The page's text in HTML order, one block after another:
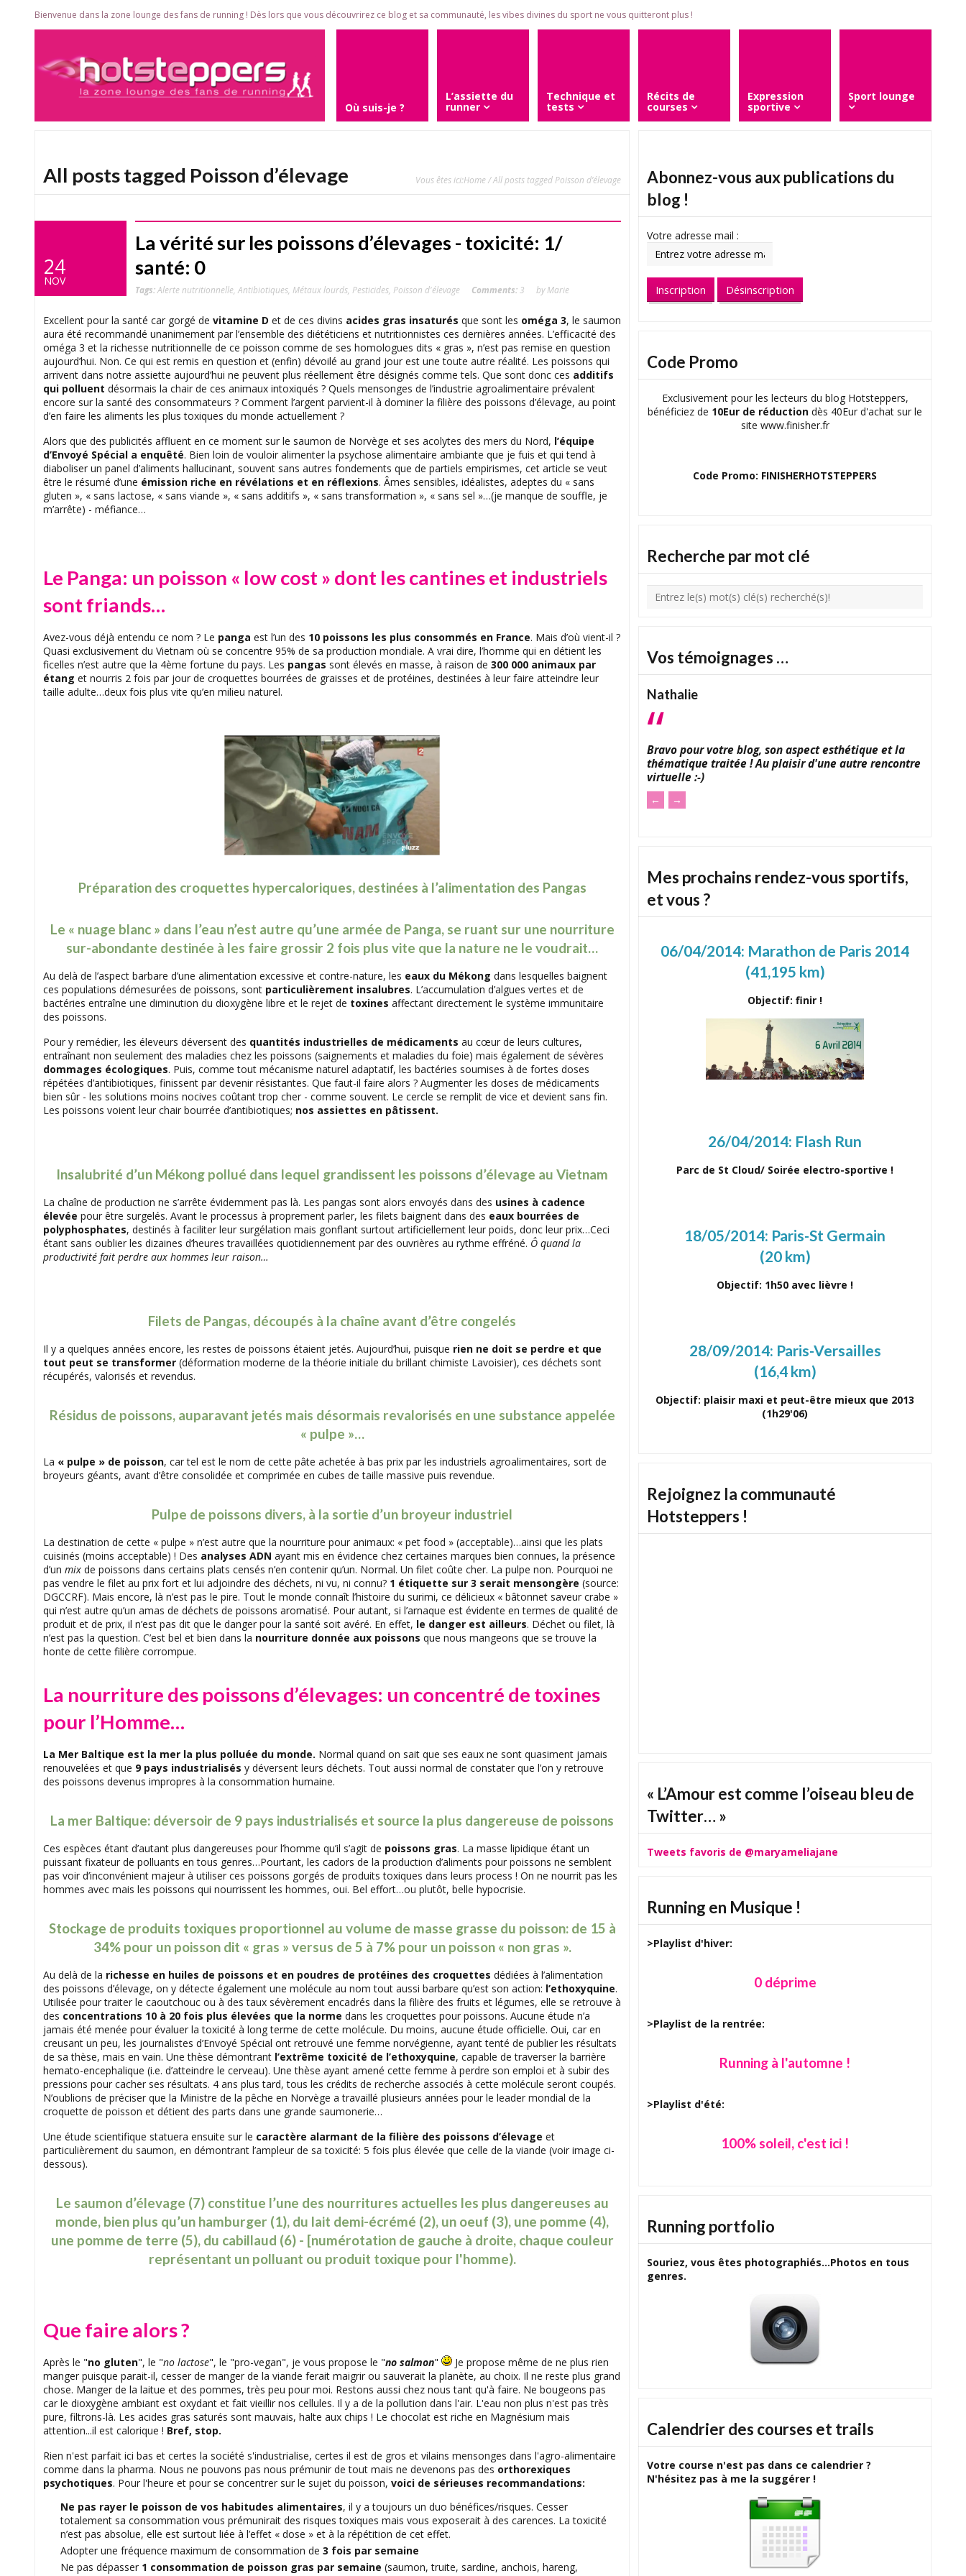
Bienvenue dans la zone lounge des fans de running ! Dès lors que vous découvrirez ce blog et sa communauté, les vibes divines du sport ne vous quitteront plus !
Où suis-je ?
L’assiette du
runner
Technique et
tests
Récits de
courses
Expression
sportive
Sport lounge
All posts tagged Poisson d’élevage Vous êtes ici:Home/ All posts tagged Poisson d’élevage
24
NOV
La vérité sur les poissons d’élevages - toxicité: 1/
santé: 0
Tags:Alerte nutritionnelle Antibiotiques Métaux lourds Pesticides Poisson d'élevage Comments: 3 by Marie
Excellent pour la santé car gorgé de vitamine D et de ces divins acides gras insaturés que sont les oméga 3, le saumon
aura été recommandé unanimement par l’ensemble des diététiciens et nutritionnistes ces dernières années. L’efficacité des
oméga 3 et la richesse nutritionnelle de ce poisson comme de ses homologues dits « gras », n’est pas remise en question
aujourd’hui. Non. Ce qui est remis en question et (enfin) dévoilé au grand jour est une toute autre réalité. Les poissons qui
arrivent dans notre assiette aujourd’hui ne peuvent plus réellement être désignés comme tels. Que sont donc ces additifs
qui polluent désormais la chair de ces animaux intoxiqués ? Quels mensonges de l’industrie agroalimentaire prévalent
encore sur la santé des consommateurs ? Comment l’argent parvient-il à dominer la filière des poissons d’élevage, au point
d’en faire les aliments les plus toxiques du monde actuellement ?
Alors que des publicités affluent en ce moment sur le saumon de Norvège et ses acolytes des mers du Nord, l’équipe
d’Envoyé Spécial a enquêté. Bien loin de vouloir alimenter la psychose alimentaire ambiante que je fuis et qui tend à
diaboliser un panel d’aliments hallucinant, souvent sans autres fondements que de partiels empirismes, cet article se veut
être le résumé d’une émission riche en révélations et en réflexions. Âmes sensibles, idéalistes, adeptes du « sans
gluten », « sans lactose, « sans viande », « sans additifs », « sans transformation », « sans sel »…(je manque de souffle, je
m’arrête) - méfiance…
Le Panga: un poisson « low cost » dont les cantines et industriels
sont friands…
Avez-vous déjà entendu ce nom ? Le panga est l’un des 10 poissons les plus consommés en France. Mais d’où vient-il ?
Quasi exclusivement du Vietnam où se concentre 95% de sa production mondiale. A vrai dire, l’homme qui en détient les
ficelles n’est autre que la 4ème fortune du pays. Les pangas sont élevés en masse, à raison de 300 000 animaux par
étang et nourris 2 fois par jour de croquettes bourrées de graisses et de protéines, destinées à leur faire atteindre leur
taille adulte…deux fois plus vite qu’en milieu naturel.
Préparation des croquettes hypercaloriques, destinées à l’alimentation des Pangas
Le « nuage blanc » dans l’eau n’est autre qu’une armée de Panga, se ruant sur une nourriture
sur-abondante destinée à les faire grossir 2 fois plus vite que la nature ne le voudrait…
Au delà de l’aspect barbare d’une alimentation excessive et contre-nature, les eaux du Mékong dans lesquelles baignent
ces populations démesurées de poissons, sont particulièrement insalubres. L’accumulation d’algues vertes et de
bactéries entraîne une diminution du dioxygène libre et le rejet de toxines affectant directement le système immunitaire
des poissons.
Pour y remédier, les éleveurs déversent des quantités industrielles de médicaments au cœur de leurs cultures,
entraînant non seulement des maladies chez les poissons (saignements et maladies du foie) mais également de sévères
dommages écologiques. Puis, comme tout mécanisme naturel adaptatif, les bactéries soumises à de fortes doses
répétées d’antibiotiques, finissent par devenir résistantes. Que faut-il faire alors ? Augmenter les doses de médicaments
bien sûr - les solutions moins nocives coûtant trop cher - comme souvent. Le cercle se remplit de vice et devient sans fin.
Les poissons voient leur chair bourrée d’antibiotiques; nos assiettes en pâtissent.
Insalubrité d’un Mékong pollué dans lequel grandissent les poissons d’élevage au Vietnam
La chaîne de production ne s’arrête évidemment pas là. Les pangas sont alors envoyés dans des usines à cadence
élevée pour être surgelés. Avant le processus à proprement parler, les filets baignent dans des eaux bourrées de
polyphosphates, destinés à faciliter leur surgélation mais gonflant surtout artificiellement leur poids, donc leur prix…Ceci
étant sans oublier les dizaines d’heures travaillées quotidiennement par des ouvrières au rythme effréné. Ô quand la
productivité fait perdre aux hommes leur raison…
Filets de Pangas, découpés à la chaîne avant d’être congelés
Il y a quelques années encore, les restes de poissons étaient jetés. Aujourd’hui, puisque rien ne doit se perdre et que
tout peut se transformer (déformation moderne de la théorie initiale du brillant chimiste Lavoisier), ces déchets sont
récupérés, valorisés et revendus.
Résidus de poissons, auparavant jetés mais désormais revalorisés en une substance appelée
« pulpe »…
La « pulpe » de poisson, car tel est le nom de cette pâte achetée à bas prix par les industriels agroalimentaires, sort de
broyeurs géants, avant d’être consolidée et comprimée en cubes de taille massive puis revendue.
Pulpe de poissons divers, à la sortie d’un broyeur industriel
La destination de cette « pulpe » n’est autre que la nourriture pour animaux: « pet food » (acceptable)…ainsi que les plats
cuisinés (moins acceptable) ! Des analyses ADN ayant mis en évidence chez certaines marques bien connues, la présence
d’un mix de poissons dans certains plats censés n’en contenir qu’un. Normal. Un filet coûte cher. La pulpe non. Pourquoi ne
pas vendre le filet au prix fort et lui adjoindre des déchets, ni vu, ni connu? 1 étiquette sur 3 serait mensongère (source:
DGCCRF). Mais encore, là n’est pas le pire. Tout le monde connaît l’histoire du surimi, ce délicieux « bâtonnet saveur crabe »
qui n’est autre qu’un amas de déchets de poissons aromatisé. Pour autant, si l’arnaque est évidente en termes de qualité de
produit et de prix, il n’est pas dit que le danger pour la santé soit avéré. En effet, le danger est ailleurs. Déchet ou filet, là
n’est pas la question. C’est bel et bien dans la nourriture donnée aux poissons que nous mangeons que se trouve la
honte de cette filière corrompue.
La nourriture des poissons d’élevages: un concentré de toxines
pour l’Homme…
La Mer Baltique est la mer la plus polluée du monde. Normal quand on sait que ses eaux ne sont quasiment jamais
renouvelées et que 9 pays industrialisés y déversent leurs déchets. Tout aussi normal de constater que l’on y retrouve
des poissons devenus impropres à la consommation humaine.
La mer Baltique: déversoir de 9 pays industrialisés et source la plus dangereuse de poissons
Ces espèces étant d’autant plus dangereuses pour l’homme qu’il s’agit de poissons gras. La masse lipidique étant un
puissant fixateur de polluants en tous genres…Pourtant, les cadors de la production d’aliments pour poissons ne semblent
pas voir d’inconvénient majeur à utiliser ces poissons gorgés de produits toxiques dans leurs process ! On ne nourrit pas les
hommes avec mais les poissons qui nourrissent les hommes, oui. Bel effort…ou plutôt, belle hypocrisie.
Stockage de produits toxiques proportionnel au volume de masse grasse du poisson: de 15 à
34% pour un poisson dit « gras » versus de 5 à 7% pour un poisson « non gras ».
Au delà de la richesse en huiles de poissons et en poudres de protéines des croquettes dédiées à l’alimentation
des poissons d’élevage, on y détecte également une molécule au nom tout aussi barbare qu’est son action: l’ethoxyquine.
Utilisée pour traiter le caoutchouc ou à des taux sévèrement encadrés dans la filière des fruits et légumes, elle se retrouve à
des concentrations 10 à 20 fois plus élevées que la norme dans les croquettes pour poissons. Aucune étude n’a
jamais été menée pour évaluer la toxicité à long terme de cette molécule. Du moins, aucune étude officielle. Oui, car en
creusant un peu, les journalistes d’Envoyé Spécial ont retrouvé une femme norvégienne, ayant tenté de publier les résultats
de sa thèse, mais en vain. Une thèse démontrant l’extrême toxicité de l’ethoxyquine, capable de traverser la barrière
hemato-encephalique (i.e. d’atteindre le cerveau). Une thèse ayant amené cette femme à perdre son emploi et à subir des
pressions pour cacher ses résultats. 4 ans plus tard, tous les crédits de recherche associés à cette molécule seront coupés.
N’oublions de préciser que la Ministre de la pêche en Norvège a travaillé plusieurs années pour le leader mondial de la
croquette de poisson et détient des parts dans une grande saumonerie…
Une étude scientifique statuera ensuite sur le caractère alarmant de la filière des poissons d’élevage et
particulièrement du saumon, en démontrant l’ampleur de sa toxicité: 5 fois plus élevée que celle de la viande (voir image ci-
dessous).
Le saumon d’élevage (7) constitue l’une des nourritures actuelles les plus dangereuses au
monde, bien plus qu’un hamburger (1), du lait demi-écrémé (2), un oeuf (3), une pomme (4),
une pomme de terre (5), du cabillaud (6) - [numérotation de gauche à droite, chaque couleur
représentant un polluant ou produit toxique pour l'homme).
Que faire alors ?
Après le "no gluten", le "no lactose", le "pro-vegan", je vous propose le "no salmon"
Je propose même de ne plus rien
manger puisque parait-il, cesser de manger de la viande ferait maigrir ou sauverait la planète, au choix. Il ne reste plus grand
chose. Manger de la laitue et des pommes, très peu pour moi. Restons aussi chez nous tant qu'à faire. Ne bougeons pas
car le dioxygène ambiant est oxydant et fait vieillir nos cellules. Il y a de la pollution dans l'air. L'eau non plus n'est pas très
pure, filtrons-là. Les acides gras saturés sont mauvais, halte aux chips ! Le chocolat est riche en Magnésium mais
attention...il est calorique ! Bref, stop.
Rien n'est parfait ici bas et certes la société s'industrialise, certes il est de gros et vilains mensonges dans l'agro-alimentaire
comme dans la pharma. Nous ne pouvons pas nous prémunir de tout mais ne devenons pas des orthorexiques
psychotiques. Pour l'heure et pour se concentrer sur le sujet du poisson, voici de sérieuses recommandations:
Ne pas rayer le poisson de vos habitudes alimentaires, il y a toujours un duo bénéfices/risques. Cesser
totalement sa consommation vous prémunirait des risques toxiques mais vous exposerait à des carences. La toxicité
n’est pas absolue, elle est surtout liée à l’effet « dose » et à la répétition de cet effet.
Adopter une fréquence maximum de consommation de 3 fois par semaine
Ne pas dépasser 1 consommation de poisson gras par semaine (saumon, truite, sardine, anchois, hareng,
Abonnez-vous aux publications du
blog !
Votre adresse mail :
Code Promo
Exclusivement pour les lecteurs du blog Hotsteppers,
bénéficiez de 10Eur de réduction dès 40Eur d'achat sur le
site www.finisher.fr
Code Promo: FINISHERHOTSTEPPERS
Recherche par mot clé
Vos témoignages …
Nathalie
Bravo pour votre blog, son aspect esthétique et la
thématique traitée ! Au plaisir d'une autre rencontre
virtuelle :-)
← →
Mes prochains rendez-vous sportifs,
et vous ?
06/04/2014: Marathon de Paris 2014
(41,195 km)
Objectif: finir !
26/04/2014: Flash Run
Parc de St Cloud/ Soirée electro-sportive !
18/05/2014: Paris-St Germain
(20 km)
Objectif: 1h50 avec lièvre !
28/09/2014: Paris-Versailles
(16,4 km)
Objectif: plaisir maxi et peut-être mieux que 2013
(1h29'06)
Rejoignez la communauté
Hotsteppers !
« L’Amour est comme l’oiseau bleu de
Twitter… »
Tweets favoris de @maryameliajane
Running en Musique !
>Playlist d'hiver:
0 déprime
>Playlist de la rentrée:
Running à l'automne !
>Playlist d'été:
100% soleil, c'est ici !
Running portfolio
Souriez, vous êtes photographiés...Photos en tous
genres.
Calendrier des courses et trails
Votre course n'est pas dans ce calendrier ?
N'hésitez pas à me la suggérer !